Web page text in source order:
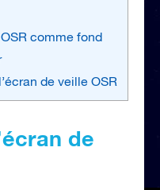
comme fond
de veille OSR
de